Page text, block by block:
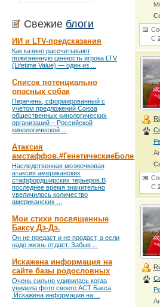
Свежие блоги
ИИ и LTV-предсказания
Как казино рассчитывают
пожизненную ценность игрока LTV
(Lifetime Value) — один из ...
Список потенциально
опасных собак
Перечень, сформированный с
учетом предложений Союза
общественных кинологических
организаций – Российской
кинологической ...
Атаксия
амстаффов.#ГенетическиеБолезни
Наследственная мозжечковая
атаксия американских
стаффордширских терьеров.В
последнее время значительно
увеличилось количество
американских ...
Мои стихи посвященные
Баксу Дэ-Дэ.
Он не предаст и не продаст, а если
надо жизнь отдаст. Забыв ...
Искажена информация на
сайте базы родословных
Очень сильно удивилась когда
увидела фото своего АСТ Бакса
.Искажена информация на ...
С
С